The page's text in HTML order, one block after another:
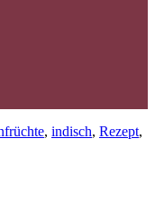
, indisch, Rezept,